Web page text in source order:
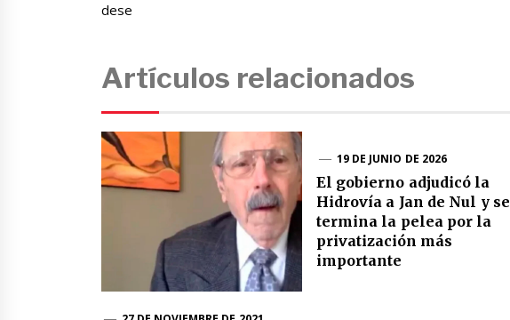
dese
Artículos relacionados
19 DE JUNIO DE 2026
El gobierno adjudicó la
Hidrovía a Jan de Nul y se
termina la pelea por la
privatización más
importante